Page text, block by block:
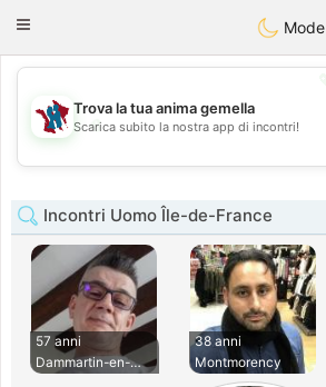
Taimerais
Toggle
Mode
💖
💕
Trova la tua anima gemella
Scarica subito la nostra app di incontri!
Incontri Uomo Île-de-France
57 anni
Dammartin-en-Goele
38 anni
Montmorency